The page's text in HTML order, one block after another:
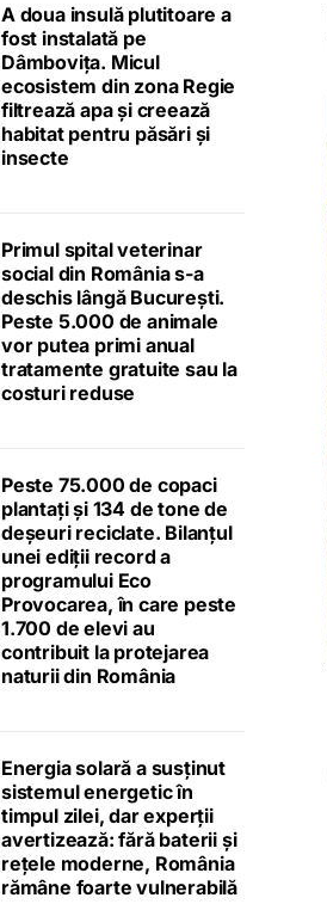
A doua insulă plutitoare a
fost instalată pe
Dâmbovița. Micul
ecosistem din zona Regie
filtrează apa și creează
habitat pentru păsări și
insecte
Primul spital veterinar
social din România s-a
deschis lângă București.
Peste 5.000 de animale
vor putea primi anual
tratamente gratuite sau la
costuri reduse
Peste 75.000 de copaci
plantați și 134 de tone de
deșeuri reciclate. Bilanțul
unei ediții record a
programului Eco
Provocarea, în care peste
1.700 de elevi au
contribuit la protejarea
naturii din România
Energia solară a susținut
sistemul energetic în
timpul zilei, dar experții
avertizează: fără baterii și
rețele moderne, România
rămâne foarte vulnerabilă